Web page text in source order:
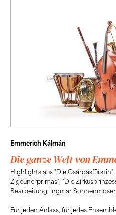
Emmerich Kálmán
Die ganze Welt von
Highlights aus "Die
Zigeunerprimas", "Die
Bearbeitung: Ingmar Sonnenmoser
Für jeden Anlass, für jedes